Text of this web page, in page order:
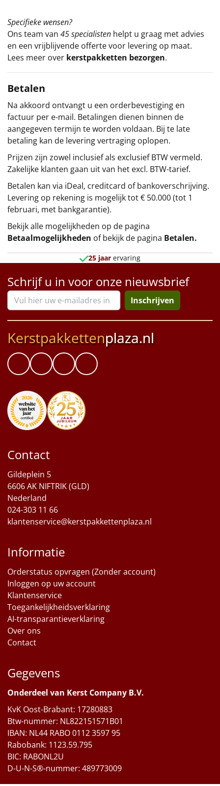
Specifieke wensen?
Ons team van 45 specialisten helpt u graag met advies
en een vrijblijvende offerte voor levering op maat.
Lees meer over kerstpakketten bezorgen.
Betalen
Na akkoord ontvangt u een orderbevestiging en
factuur per e-mail. Betalingen dienen binnen de
aangegeven termijn te worden voldaan. Bij te late
betaling kan de levering vertraging oplopen.
Prijzen zijn zowel inclusief als exclusief BTW vermeld.
Zakelijke klanten gaan uit van het excl. BTW-tarief.
Betalen kan via iDeal, creditcard of bankoverschrijving.
Levering op rekening is mogelijk tot € 50.000 (tot 1
februari, met bankgarantie).
Bekijk alle mogelijkheden op de pagina
Betaalmogelijkheden of bekijk de pagina Betalen.
25 jaar ervaring
Schrijf u in voor onze nieuwsbrief
Inschrijven
Kerstpakkettenplaza.nl
Contact
Gildeplein 5
6606 AK NIFTRIK (GLD)
Nederland
024-303 11 66
klantenservice@kerstpakkettenplaza.nl
Informatie
Orderstatus opvragen (Zonder account)
Inloggen op uw account
Klantenservice
Toegankelijkheidsverklaring
AI-transparantieverklaring
Over ons
Contact
Gegevens
Onderdeel van Kerst Company B.V.
KvK Oost-Brabant: 17280883
Btw-nummer: NL822151571B01
IBAN: NL44 RABO 0112 3597 95
Rabobank: 1123.59.795
BIC: RABONL2U
D-U-N-S®-nummer: 489773009